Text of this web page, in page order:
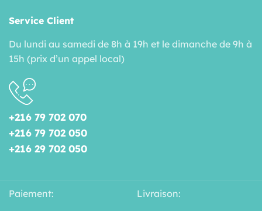
Service Client
Du lundi au samedi de 8h à 19h et le dimanche de 9h à
15h (prix d’un appel local)
+216 79 702 070
+216 79 702 050
+216 29 702 050
Paiement: Livraison: